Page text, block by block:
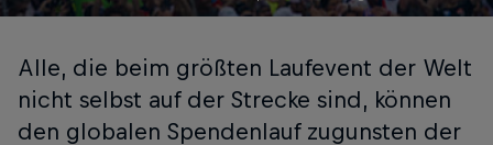
Alle, die beim größten Laufevent der Welt
nicht selbst auf der Strecke sind, können
den globalen Spendenlauf zugunsten der